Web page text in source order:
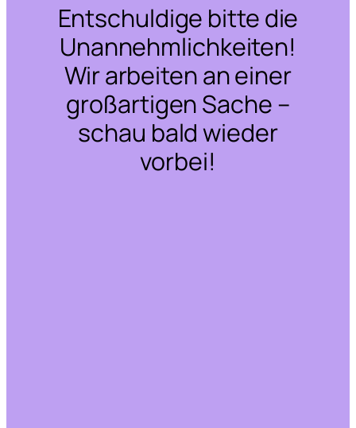
Entschuldige bitte die
Unannehmlichkeiten!
Wir arbeiten an einer
großartigen Sache –
schau bald wieder
vorbei!